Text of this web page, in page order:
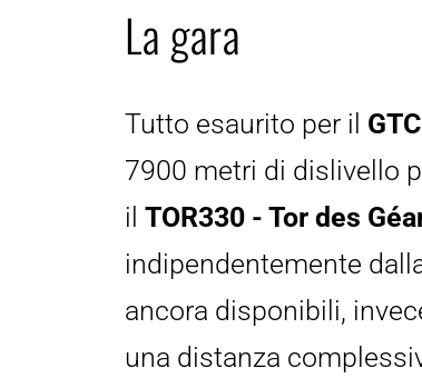
La gara
Tutto esaurito per il
7900 metri di dislivello
il TOR330 - Tor des
indipendentemente
ancora disponibili,
una distanza